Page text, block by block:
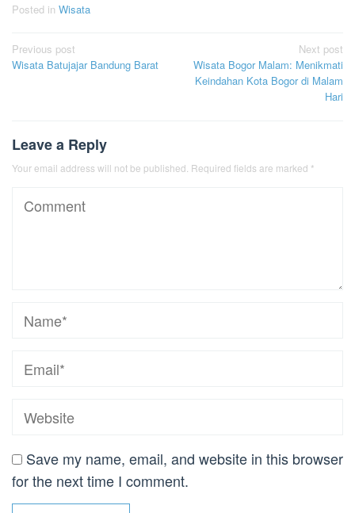
Posted in Wisata
Post
navigation
Previous post
Wisata Batujajar Bandung Barat
Next post
Wisata Bogor Malam: Menikmati
Keindahan Kota Bogor di Malam
Hari
Leave a Reply
Your email address will not be published. Required fields are marked *
Save my name, email, and website in this browser
for the next time I comment.